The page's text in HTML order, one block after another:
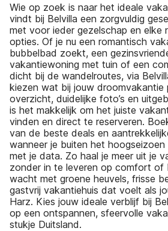
Wie op zoek is naar het ideale
vindt bij Belvilla een zorgvuldig
met voor ieder gezelschap en elke
opties. Of je nu een romantisch
bubbelbad zoekt, een
vakantiewoning met tuin of een
dicht bij de wandelroutes, via
kiezen wat bij jouw droomvakantie
overzicht, duidelijke foto’s en
is het makkelijk om het juiste
vinden en direct te reserveren.
van de beste deals en
wanneer je buiten het
met je data. Zo haal je meer uit je
zonder in te leveren op comfort of
wacht met groene heuvels, frisse
gastvrij vakantiehuis dat voelt als
Harz. Kies jouw ideale verblijf bij
op een ontspannen, sfeervolle
stukje Duitsland.